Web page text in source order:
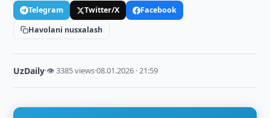
Telegram Twitter/X
Facebook
Havolani nusxalash
UzDaily·👁 3385 views·08.01.2026 · 21:59